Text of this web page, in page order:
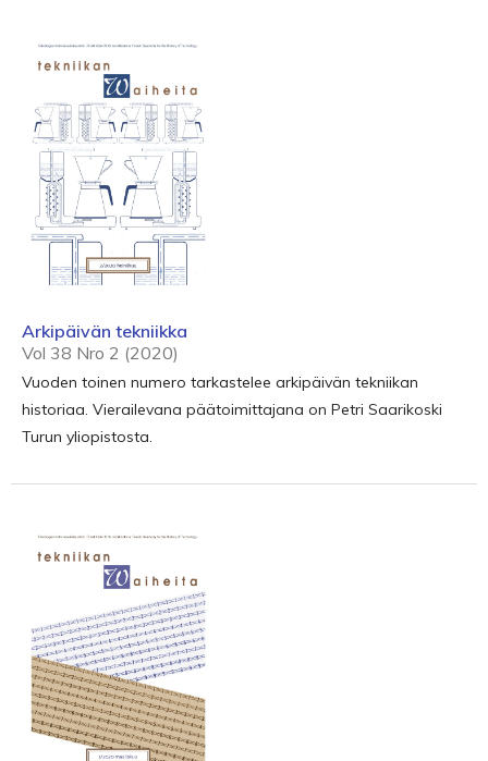
Arkipäivän tekniikka
Vol 38 Nro 2 (2020)
Vuoden toinen numero tarkastelee arkipäivän tekniikan
historiaa. Vierailevana päätoimittajana on Petri Saarikoski
Turun yliopistosta.